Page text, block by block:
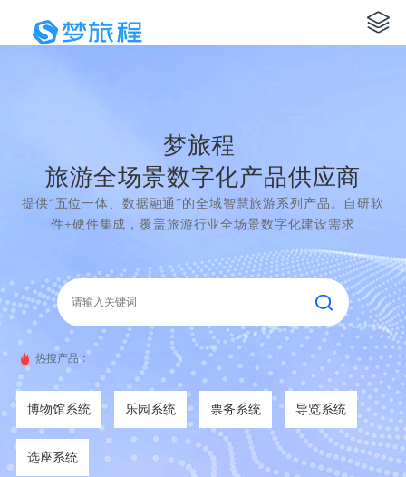
梦旅程
旅游全场景数字化产品供应商
提供“五位一体、数据融通”的全域智慧旅游系列产品。自研软
件+硬件集成，覆盖旅游行业全场景数字化建设需求
热搜产品：
博物馆系统 乐园系统 票务系统 导览系统
选座系统